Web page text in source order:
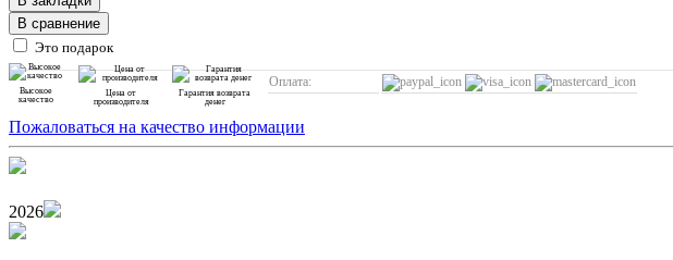
В сравнение
Это подарок
Высокое
качество
Цена от
производителя
Гарантия возврата
денег
Оплата:
Пожаловаться на качество информации
2026